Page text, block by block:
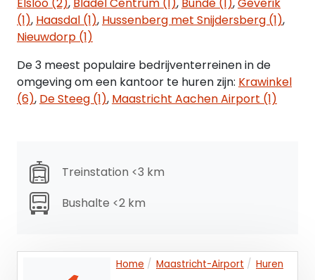
geschikt zijn voor zowel werkplekken als overleg.
Er is een volledig ingerichte pantry aanwezig,
voorzieningen voor ICT, opbergruimte en overal
raambekleding. Er wordt gebruik gemaakt van de
centrale toiletten op de begane grond evenals de
naastgelegen centrale
vergader/presentatieruimte met kantine.
5 jaar + 5 jaar
Datum van oplevering
In overleg te bepalen.
(1), Haasdal (1), Hussenberg met Snijdersberg (1),
Nieuwdorp (1)
De 3 meest populaire bedrijventerreinen in de
omgeving om een kantoor te huren zijn: Krawinkel
(6), De Steeg (1), Maastricht Aachen Airport (1)
Treinstation <3 km
Bushalte <2 km
Home Maastricht-Airport Huren